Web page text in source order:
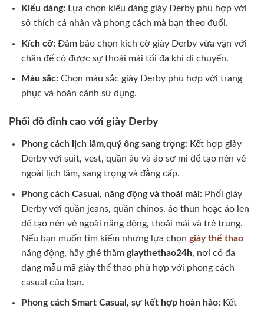
Kiểu dáng: Lựa chọn kiểu dáng giày Derby phù hợp với
sở thích cá nhân và phong cách mà bạn theo đuổi.
Kích cỡ: Đảm bảo chọn kích cỡ giày Derby vừa vặn với
chân để có được sự thoải mái tối đa khi di chuyển.
Màu sắc: Chọn màu sắc giày Derby phù hợp với trang
phục và hoàn cảnh sử dụng.
Phối đồ đỉnh cao với giày Derby
Phong cách lịch lãm,quý ông sang trọng: Kết hợp giày
Derby với suit, vest, quần âu và áo sơ mi để tạo nên vẻ
ngoài lịch lãm, sang trọng và đẳng cấp.
Phong cách Casual, năng động và thoải mái: Phối giày
Derby với quần jeans, quần chinos, áo thun hoặc áo len
để tạo nên vẻ ngoài năng động, thoải mái và trẻ trung.
Nếu bạn muốn tìm kiếm những lựa chọn giày thể thao
năng động, hãy ghé thăm giaythethao24h, nơi có đa
dạng mẫu mã giày thể thao phù hợp với phong cách
casual của bạn.
Phong cách Smart Casual, sự kết hợp hoàn hảo: Kết